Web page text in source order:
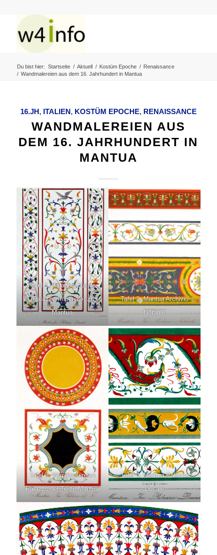
Du bist hier: Startseite / Aktuell / Kostüm Epoche / Renaissance
/ Wandmalereien aus dem 16. Jahrhundert in Mantua
16.JH, ITALIEN, KOSTÜM EPOCHE, RENAISSANCE
WANDMALEREIEN AUS
DEM 16. JAHRHUNDERT IN
MANTUA
Tafel 1. Palazzo Ducale
(Palazzo Imperiale) zu
Mantua
Tafel 2. Mantua Archivio
Notarile
Tafel 3. Wandmalereien
Palazzo del Te zu Mantua
Tafel 4. Mantua Palazzo
Ducale